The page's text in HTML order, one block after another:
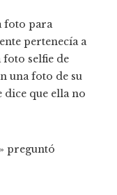
foto para
pertenecía a
foto selfie de
una foto de su
dice que ella no
preguntó